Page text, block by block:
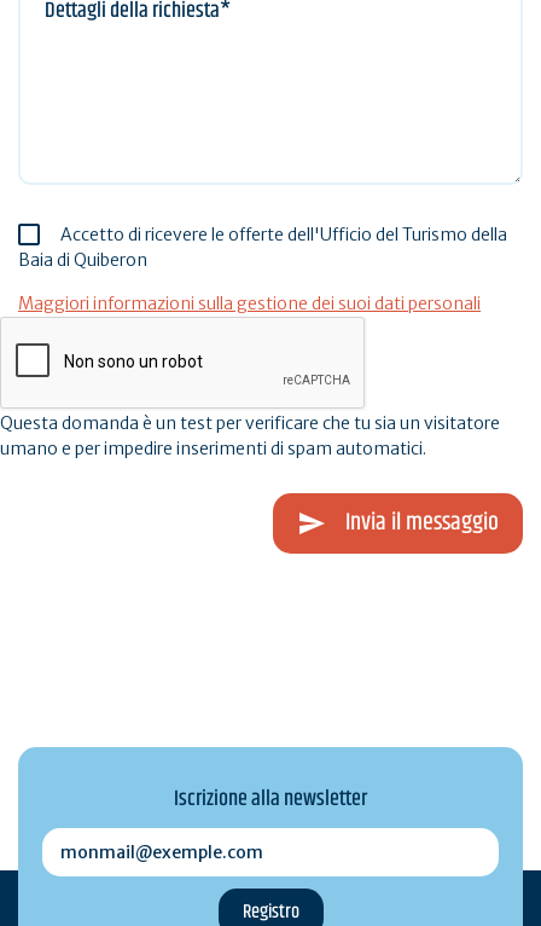
Accetto di ricevere le offerte dell'Ufficio del Turismo della
Baia di Quiberon
Maggiori informazioni sulla gestione dei suoi dati personali
Questa domanda è un test per verificare che tu sia un visitatore
umano e per impedire inserimenti di spam automatici.
Iscrizione alla newsletter
monmail@exemple.com